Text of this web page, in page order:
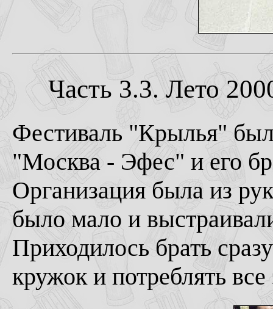
Часть 3.3. Лето
Фестиваль "Крылья"
"Москва - Эфес" и его
Организация была из
было мало и
Приходилось брать
кружок и потреблять все